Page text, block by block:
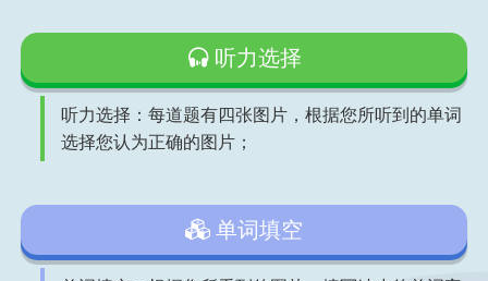
听力选择
听力选择：每道题有四张图片，根据您所听到的单词
选择您认为正确的图片；
单词填空